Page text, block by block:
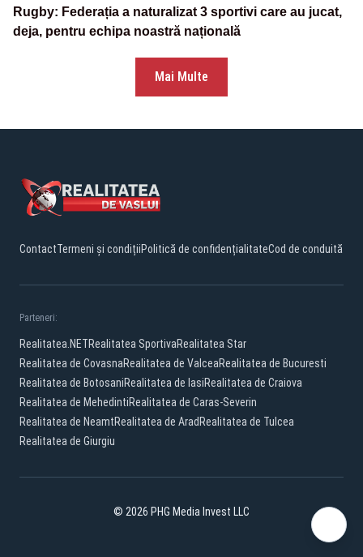
Rugby: Federația a naturalizat 3 sportivi care au jucat,
deja, pentru echipa noastră națională
Mai Multe
ContactTermeni și condițiiPolitică de confidențialitateCod de conduită
Parteneri:
Realitatea.NETRealitatea SportivaRealitatea Star
Realitatea de CovasnaRealitatea de ValceaRealitatea de Bucuresti
Realitatea de BotosaniRealitatea de IasiRealitatea de Craiova
Realitatea de MehedintiRealitatea de Caras-Severin
Realitatea de NeamtRealitatea de Arad Realitatea de Tulcea
Realitatea de Giurgiu
© 2026 PHG Media Invest LLC